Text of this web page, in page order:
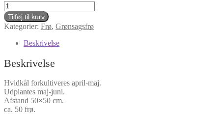
Kål,
hvidkål
Türkis
antal
Tilføj til kurv
Kategorier: Frø, Grønsagsfrø
Beskrivelse
Beskrivelse
Hvidkål forkultiveres april-maj.
Udplantes maj-juni.
Afstand 50×50 cm.
ca. 50 frø.